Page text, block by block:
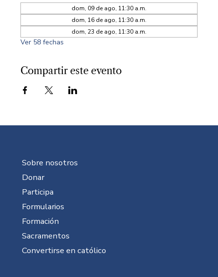
dom, 09 de ago, 11:30 a.m.
dom, 16 de ago, 11:30 a.m.
dom, 23 de ago, 11:30 a.m.
Ver 58 fechas
Compartir este evento
Sobre nosotros
Donar
Participa
Formularios
Formación
Sacramentos
Convertirse en católico